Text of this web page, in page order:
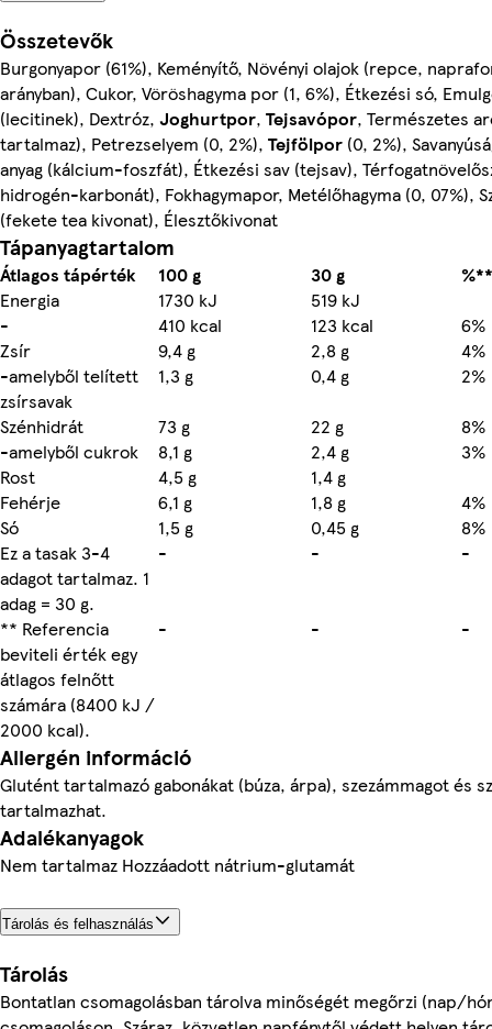
Összetevők
Burgonyapor (61%), Keményítő, Növényi olajok (repce,
arányban), Cukor, Vöröshagyma por (1, 6%), Étkezési só,
(lecitinek), Dextróz, Joghurtpor, Tejsavópor, Természetes
tartalmaz), Petrezselyem (0, 2%), Tejfölpor (0, 2%),
anyag (kálcium-foszfát), Étkezési sav (tejsav),
hidrogén-karbonát), Fokhagymapor, Metélőhagyma (0, 07%),
(fekete tea kivonat), Élesztőkivonat
Tápanyagtartalom
Átlagos tápérték 100 g 30 g
Energia
1730 kJ
519 kJ
-
410 kcal 123 kcal
6%
Zsír
9,4 g 2,8 g
4%
-amelyből telített
zsírsavak
1,3 g 0,4 g
2%
Szénhidrát
73 g 22 g
8%
-amelyből cukrok
8,1 g 2,4 g
3%
Rost
4,5 g
1,4 g
Fehérje
6,1 g 1,8 g
4%
Só
1,5 g 0,45 g
8%
Ez a tasak 3-4
adagot tartalmaz. 1
adag = 30 g.
- - -
** Referencia
beviteli érték egy
átlagos felnőtt
számára (8400 kJ /
2000 kcal).
- - -
Allergén információ
Glutént tartalmazó gabonákat (búza, árpa), szezámmagot és
tartalmazhat.
Adalékanyagok
Nem tartalmaz Hozzáadott nátrium-glutamát
Tárolás és felhasználás
Tárolás
Bontatlan csomagolásban tárolva minőségét megőrzi (nap/